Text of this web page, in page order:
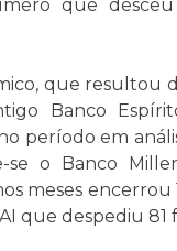
que
que resultou
Banco
período em
se o Banco
meses encerrou
que despediu 81